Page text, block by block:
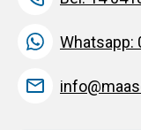
Whatsapp: